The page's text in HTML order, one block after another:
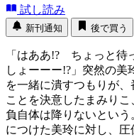
試し読み
新刊通知 後で買う
「はああ!? ちょっと待
しょーーー!?」突然の美
を一緒に潰すつもりが
ことを決意したまみり
負自体は降りないとい
につけた美玲に対し、